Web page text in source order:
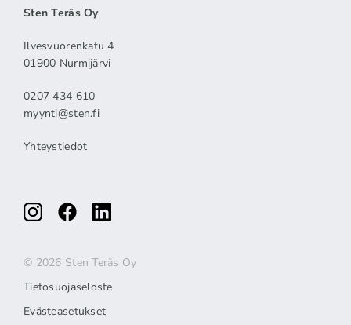
Sten Teräs Oy
Ilvesvuorenkatu 4
01900 Nurmijärvi
0207 434 610
myynti@sten.fi
Yhteystiedot
© 2026 Sten Teräs Oy
Tietosuojaseloste
Evästeasetukset